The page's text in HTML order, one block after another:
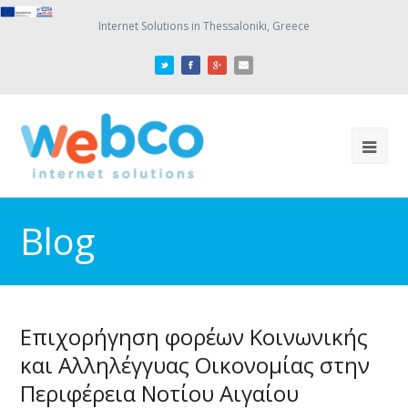
Internet Solutions in Thessaloniki, Greece
Blog
Επιχορήγηση φορέων Κοινωνικής
και Αλληλέγγυας Οικονομίας στην
Περιφέρεια Νοτίου Αιγαίου